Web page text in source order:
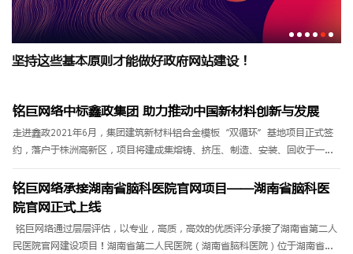
坚持这些基本原则才能做好政府网站建设！
除了严谨专业提升实用性，是政府网站设计必不可少的一
铭巨网络中标鑫政集团 助力推动中国新材料创新与发展
走进鑫政2021年6月，集团建筑新材料铝合金模板“双循环”基地项目正式签
约，落户于株洲高新区，项目将建成集熔铸、挤压、制造、安装、回收于一体
铭巨网络承接湖南省脑科医院官网项目——湖南省脑科医
院官网正式上线
铭巨网络通过层层评估，以专业，高质，高效的优质评分承接了湖南省第二人
民医院官网建设项目！湖南省第二人民医院（湖南省脑科医院）位于湖南省长